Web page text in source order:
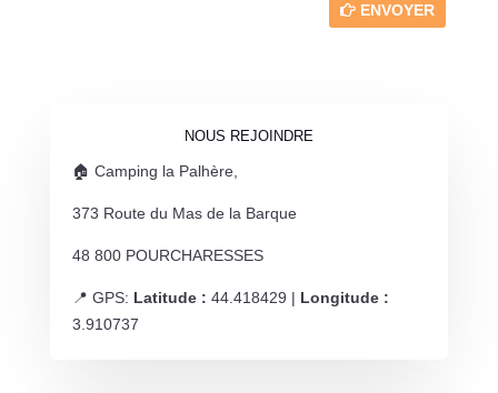
ENVOYER
NOUS REJOINDRE
🏠 Camping la Palhère,
373 Route du Mas de la Barque
48 800 POURCHARESSES
📍 GPS: Latitude : 44.418429 | Longitude :
3.910737